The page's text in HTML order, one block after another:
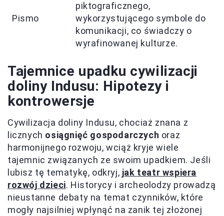
Pismo
piktograficznego,
wykorzystującego symbole do
komunikacji, co świadczy o
wyrafinowanej kulturze.
Tajemnice upadku cywilizacji
doliny Indusu: Hipotezy i
kontrowersje
Cywilizacja doliny Indusu, chociaż znana z
licznych osiągnięć gospodarczych oraz
harmonijnego rozwoju, wciąż kryje wiele
tajemnic związanych ze swoim upadkiem. Jeśli
lubisz tę tematykę, odkryj, jak teatr wspiera
rozwój dzieci. Historycy i archeolodzy prowadzą
nieustanne debaty na temat czynników, które
mogły najsilniej wpłynąć na zanik tej złożonej